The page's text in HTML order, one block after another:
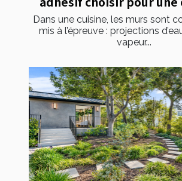
Dans une cuisine, les murs sont
mis à l’épreuve : projections
vapeur...